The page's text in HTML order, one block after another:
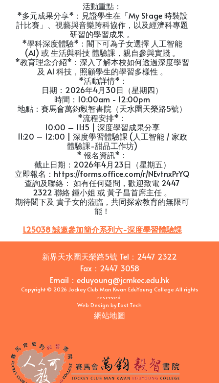
活動重點：
*多元成果分享*：見證學生在「My Stage 時裝設
計比賽」、視藝與音樂跨科協作，以及經濟科專題
研習的學習成果 。
*學科深度體驗*：閣下可為子女選擇 人工智能
(AI) 或 生活與科技 體驗課，親自參與實踐 。
*教育理念介紹*：深入了解本校如何透過深度學習
及 AI 科技，照顧學生的學習多樣性 。
*活動詳情*：
日期：2026年4月30日（星期四）
時間：10:00am - 12:00pm
地點：賽馬會萬鈞毅智書院（天水圍天榮路5號）
*流程安排*：
10:00 – 11:15 | 深度學習成果分享
11:20 – 12:00 | 深度學習體驗課 (人工智能 / 家政
體驗課-甜品工作坊)
* 報名資訊*：
截止日期：2026年4月23日（星期五）
立即報名：https://forms.office.com/r/NEvtnxPrYQ
查詢及聯絡： 如有任何疑問，歡迎致電 2447
2322 聯絡 鍾小姐 或 黃子昌首席主任 。
期待閣下及 貴子女的蒞臨，共同探索教育的無限可
能！
L25038 誠邀參加簡介系列六-深度學習體驗課
新界天水圍天榮路5號 Tel： 2447 2322
Fax： 2447 3058
Email ： eduyoung@jcmkec.edu.hk
Copyright © 2026 Jockey Club Man Kwan EduYoung College All rights
reserved.
Web Design byEast Tech
網站地圖